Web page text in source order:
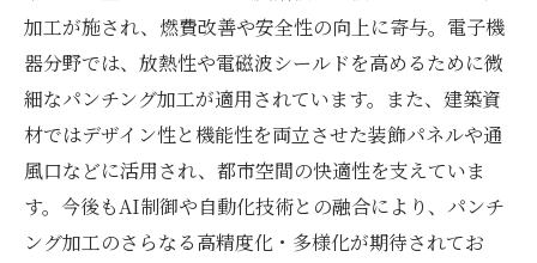
加工が施され、燃費改善や安全性の向上に寄与。電子機
器分野では、放熱性や電磁波シールドを高めるために微
細なパンチング加工が適用されています。また、建築資
材ではデザイン性と機能性を両立させた装飾パネルや通
風口などに活用され、都市空間の快適性を支えていま
す。今後もAI制御や自動化技術との融合により、パンチ
ング加工のさらなる高精度化・多様化が期待されてお